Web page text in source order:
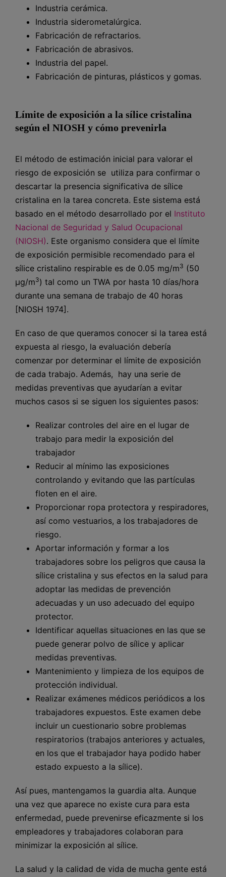
Industria cerámica.
Industria siderometalúrgica.
Fabricación de refractarios.
Fabricación de abrasivos.
Industria del papel.
Fabricación de pinturas, plásticos y gomas.
Límite de exposición a la sílice cristalina
según el NIOSH y cómo prevenirla
El método de estimación inicial para valorar el
riesgo de exposición se utiliza para confirmar o
descartar la presencia significativa de sílice
cristalina en la tarea concreta. Este sistema está
basado en el método desarrollado por el Instituto
Nacional de Seguridad y Salud Ocupacional
(NIOSH). Este organismo considera que el límite
de exposición permisible recomendado para el
sílice cristalino respirable es de 0.05 mg/m3 (50
µg/m3) tal como un TWA por hasta 10 días/hora
durante una semana de trabajo de 40 horas
[NIOSH 1974].
En caso de que queramos conocer si la tarea está
expuesta al riesgo, la evaluación debería
comenzar por determinar el límite de exposición
de cada trabajo. Además, hay una serie de
medidas preventivas que ayudarían a evitar
muchos casos si se siguen los siguientes pasos:
Realizar controles del aire en el lugar de
trabajo para medir la exposición del
trabajador
Reducir al mínimo las exposiciones
controlando y evitando que las partículas
floten en el aire.
Proporcionar ropa protectora y respiradores,
así como vestuarios, a los trabajadores de
riesgo.
Aportar información y formar a los
trabajadores sobre los peligros que causa la
sílice cristalina y sus efectos en la salud para
adoptar las medidas de prevención
adecuadas y un uso adecuado del equipo
protector.
Identificar aquellas situaciones en las que se
puede generar polvo de sílice y aplicar
medidas preventivas.
Mantenimiento y limpieza de los equipos de
protección individual.
Realizar exámenes médicos periódicos a los
trabajadores expuestos. Este examen debe
incluir un cuestionario sobre problemas
respiratorios (trabajos anteriores y actuales,
en los que el trabajador haya podido haber
estado expuesto a la sílice).
Así pues, mantengamos la guardia alta. Aunque
una vez que aparece no existe cura para esta
enfermedad, puede prevenirse eficazmente si los
empleadores y trabajadores colaboran para
minimizar la exposición al sílice.
La salud y la calidad de vida de mucha gente está